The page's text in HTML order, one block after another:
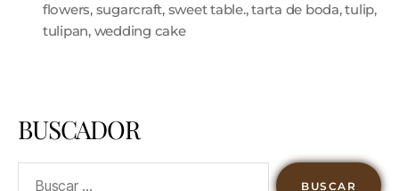
flowers, sugarcraft, sweet table.,tarta de boda,tulip,
tulipan, wedding cake
BUSCADOR